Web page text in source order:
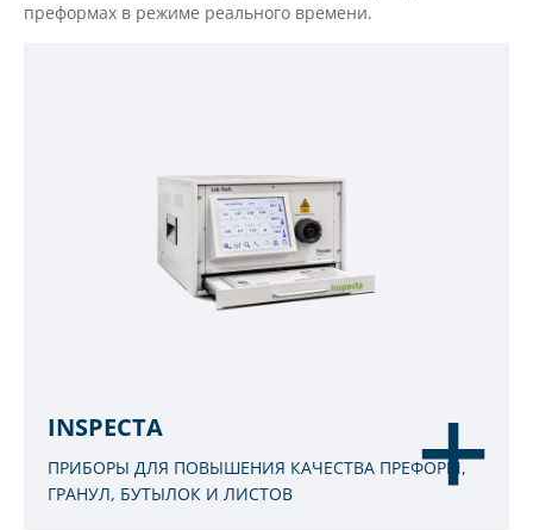
преформах в режиме реального времени.
INSPECTA
ПРИБОРЫ ДЛЯ ПОВЫШЕНИЯ КАЧЕСТВА ПРЕФОРМ,
ГРАНУЛ, БУТЫЛОК И ЛИСТОВ